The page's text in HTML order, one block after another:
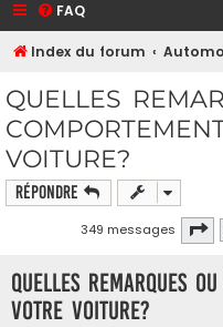
FAQ
Index du forum
QUELLES
VOITURE?
Répondre
349 messages
Quelles remarques
votre voiture?